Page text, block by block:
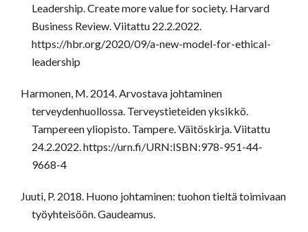
Leadership. Create more value for society. Harvard
Business Review. Viitattu 22.2.2022.
https://hbr.org/2020/09/a-new-model-for-ethical-
leadership
Harmonen, M. 2014. Arvostava johtaminen
terveydenhuollossa. Terveystieteiden yksikkö.
Tampereen yliopisto. Tampere. Väitöskirja. Viitattu
24.2.2022. https://urn.fi/URN:ISBN:978-951-44-
9668-4
Juuti, P. 2018. Huono johtaminen: tuohon tieltä toimivaan
työyhteisöön. Gaudeamus.